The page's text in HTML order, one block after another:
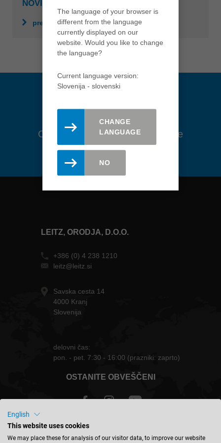
Việt Nam
tiếng việt
中国
中文
ไทย
yкраїнська
NOVIČKE
preberite več
Ostanite na tekočem. Prijavite se
na novice tukaj.
LEITZ, ORODJA, D.O.O.
+386 (0) 4 238 1210
leitz@leitz.si
Savska cesta 14
4000 Kranj
Slovenija
delovni čas:
pon. - pet. 7:30 - 16:00 (prazniki: zaprto)
OSTANITE OBVEŠČENI
Slovenija - slovenski
The language of your browser is
different from the language
currently displayed on our
website. Would you like to change
the language?
Current language version:
Slovenija - slovenski
CHANGE
LANGUAGE
NO
English
This website uses cookies
We may place these for analysis of our visitor data, to improve our website